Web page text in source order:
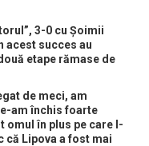
3-0 cu Șoimii
acest succes au
etape rămase de
de meci, am
am închis foarte
omul în plus pe care l-
că Lipova a fost mai